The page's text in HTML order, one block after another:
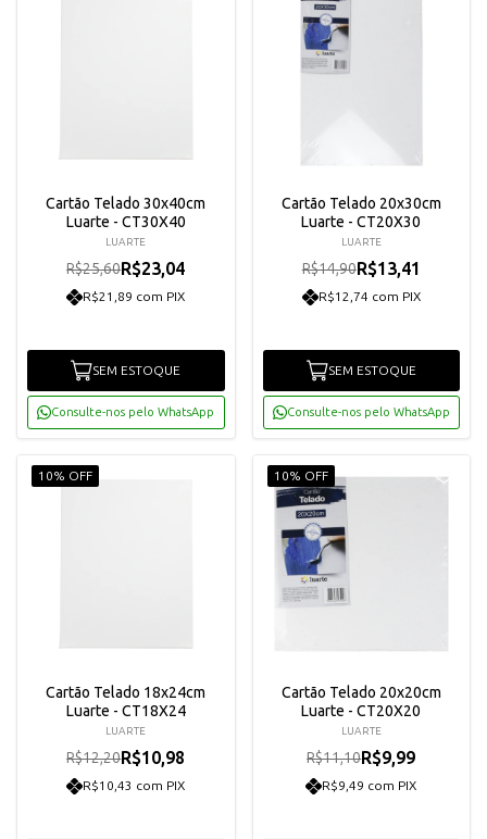
Cartão Telado 30x40cm
Luarte - CT30X40
LUARTE
R$25,60R$23,04
R$21,89 com PIX
SEM ESTOQUE
Consulte-nos pelo WhatsApp
Cartão Telado 20x30cm
Luarte - CT20X30
LUARTE
R$14,90R$13,41
R$12,74 com PIX
SEM ESTOQUE
Consulte-nos pelo WhatsApp
10% OFF
Cartão Telado 18x24cm
Luarte - CT18X24
LUARTE
R$12,20R$10,98
R$10,43 com PIX
10% OFF
Cartão Telado 20x20cm
Luarte - CT20X20
LUARTE
R$11,10R$9,99
R$9,49 com PIX